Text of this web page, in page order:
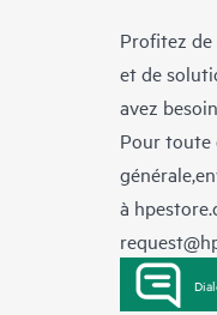
Profitez de
et de
avez
Pour toute
à